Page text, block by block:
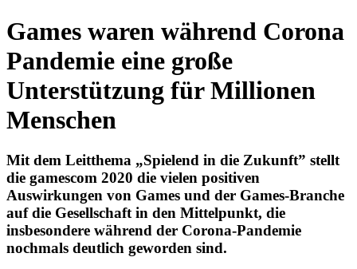
Games waren während Corona
Pandemie eine große
Unterstützung für Millionen
Menschen
Mit dem Leitthema „Spielend in die Zukunft” stellt
die gamescom 2020 die vielen positiven
Auswirkungen von Games und der Games-Branche
auf die Gesellschaft in den Mittelpunkt, die
insbesondere während der Corona-Pandemie
nochmals deutlich geworden sind.